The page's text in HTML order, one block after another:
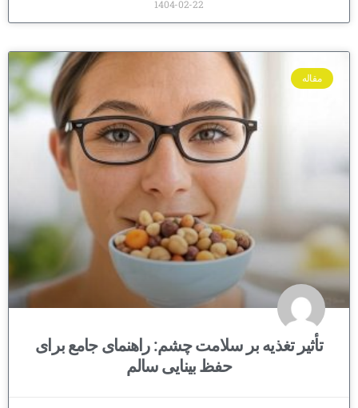
1404-02-22
مقاله
تأثیر تغذیه بر سلامت چشم: راهنمای جامع برای
حفظ بینایی سالم